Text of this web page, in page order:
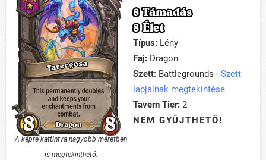
A képre kattintva nagyobb méretben
is megtekinthető.
8 Támadás
8 Élet
Típus: Lény
Faj: Dragon
Szett: Battlegrounds - Szett
lapjainak megtekintése
Tavern Tier: 2
NEM GYŰJTHETŐ!